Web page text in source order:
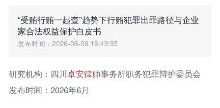
“受贿行贿一起查”趋势下行贿犯罪出罪路径与企业
家合法权益保护白皮书
发布时间：2026-06-08 16:49:35
研究机构：四川卓安律师事务所职务犯罪辩护委员会
发布时间：2026年6月